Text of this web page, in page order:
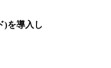
)を導入し